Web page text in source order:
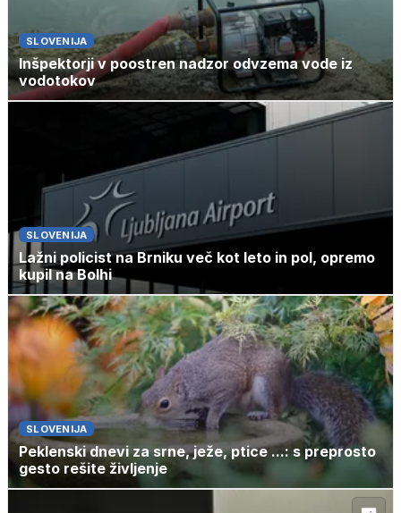
SLOVENIJA
Inšpektorji v poostren nadzor odvzema vode iz
vodotokov
SLOVENIJA
Lažni policist na Brniku več kot leto in pol, opremo
kupil na Bolhi
SLOVENIJA
Peklenski dnevi za srne, ježe, ptice ...: s preprosto
gesto rešite življenje